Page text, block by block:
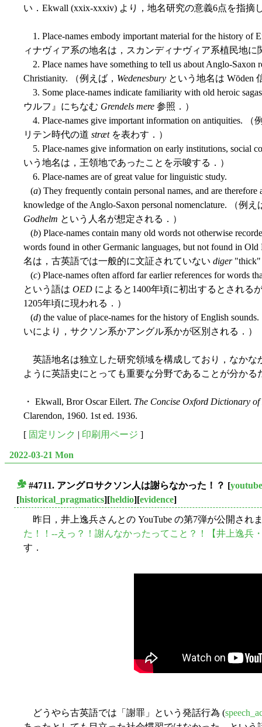
い．Ekwall (xxix-xxxiv) より，地名研究の意義6点を指摘
1. Place-names embody important material for the history
ィナヴィア系の地名は，スカンディナヴィア系植民地
2. Place names have something to tell us about Anglo-Saxon
Christianity. （例えば， Wedenesbury という地名は Wōden
3. Some place-names indicate familiarity with old heroic
ウルフ』にちなむ Grendels mere 参照．）
4. Place-names give important information on antiquities. （
リテン時代の道 strætを表わす．）
5. Place-names give information on early institutions, social
いう地名は，王領地であったことを示唆する．）
6. Place-names are of great value for linguistic study.
(a) They frequently contain personal names, and are
knowledge of the Anglo-Saxon personal nomenclature. （例え
Godhelm という人名が想定される．）
(b) Place-names contain many old words not otherwise
words found in other Germanic languages, but not found in
名は，古英語では一般的に文証されていない diger"thick"
(c) Place-names often afford far earlier references for words
という語は OED によると1400年頃に初出するとされる
1205年頃に現われる．）
(d) the value of place-names for the history of English
いにより，サクソン系かアングル系かが区別される．）
英語地名は独立した研究領域を構成しており，なかな
ように英語史にとっても重要な分野であることが分かる
・ Ekwall, Bror Oscar Eilert. The Concise Oxford Dictionary
Clarendon, 1960. 1st ed. 1936.
[ 固定リンク | 印刷用ページ ]
2022-03-21 Mon
#4711. アングロサクソン人は謝らなかった！？ [youtube
[historical_pragmatics][heldio][evidence]
昨日，井上逸兵さんとの YouTube の第7弾が公開され
た！！--えっ？！謝んなかったってこと？！【井上逸兵
す．
どうやら古英語では「謝罪」という発話行為 (